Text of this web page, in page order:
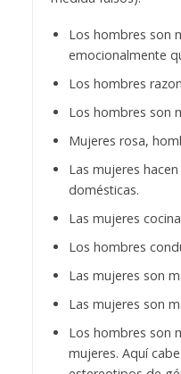
Los hombres son
emocionalmente
Los hombres
Los hombres son
Mujeres rosa,
Las mujeres
domésticas.
Las mujeres
Los hombres
Las mujeres son
Las mujeres son
Los hombres son
mujeres. Aquí